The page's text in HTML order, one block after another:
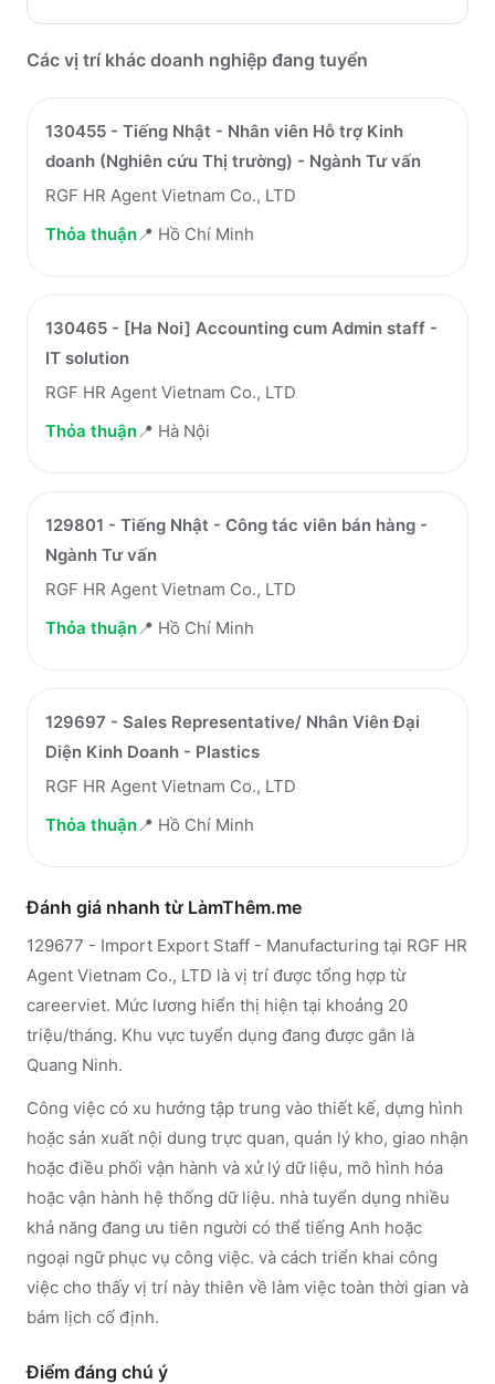
Các vị trí khác doanh nghiệp đang tuyển
130455 - Tiếng Nhật - Nhân viên Hỗ trợ Kinh
doanh (Nghiên cứu Thị trường) - Ngành Tư vấn
RGF HR Agent Vietnam Co., LTD
Thỏa thuận📍 Hồ Chí Minh
130465 - [Ha Noi] Accounting cum Admin staff -
IT solution
RGF HR Agent Vietnam Co., LTD
Thỏa thuận📍 Hà Nội
129801 - Tiếng Nhật - Công tác viên bán hàng -
Ngành Tư vấn
RGF HR Agent Vietnam Co., LTD
Thỏa thuận📍 Hồ Chí Minh
129697 - Sales Representative/ Nhân Viên Đại
Diện Kinh Doanh - Plastics
RGF HR Agent Vietnam Co., LTD
Thỏa thuận📍 Hồ Chí Minh
Đánh giá nhanh từ LàmThêm.me
129677 - Import Export Staff - Manufacturing tại RGF HR
Agent Vietnam Co., LTD là vị trí được tổng hợp từ
careerviet. Mức lương hiển thị hiện tại khoảng 20
triệu/tháng. Khu vực tuyển dụng đang được gắn là
Quang Ninh.
Công việc có xu hướng tập trung vào thiết kế, dựng hình
hoặc sản xuất nội dung trực quan, quản lý kho, giao nhận
hoặc điều phối vận hành và xử lý dữ liệu, mô hình hóa
hoặc vận hành hệ thống dữ liệu. nhà tuyển dụng nhiều
khả năng đang ưu tiên người có thể tiếng Anh hoặc
ngoại ngữ phục vụ công việc. và cách triển khai công
việc cho thấy vị trí này thiên về làm việc toàn thời gian và
bám lịch cố định.
Điểm đáng chú ý